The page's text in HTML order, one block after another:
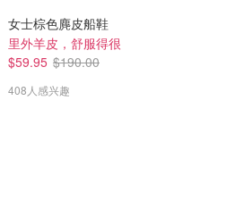
女士棕色麂皮船鞋
里外羊皮，舒服得很
$59.95 $190.00
408人感兴趣